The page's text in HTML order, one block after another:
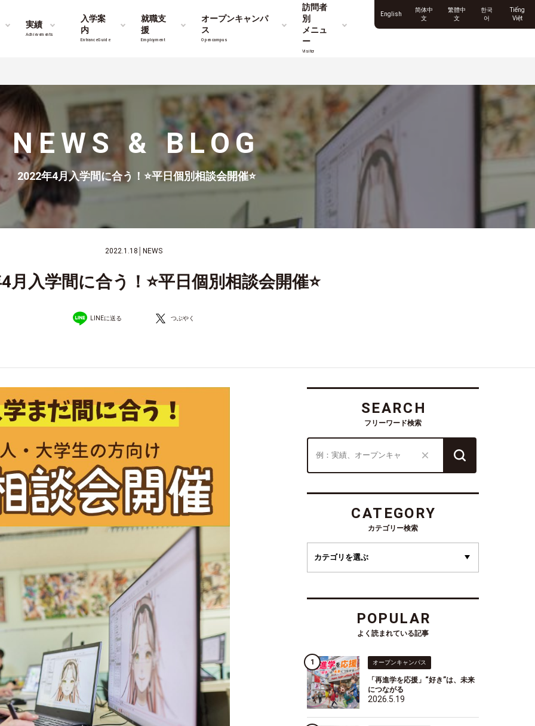
実績
Achievements
入学案
内
Entrance Guide
就職支
援
Employment
オープンキャンパ
ス
Opencampus
訪問者
別
メニュ
ー
Visitor
English
简体中
文
繁體中
文
한국
어
Tiếng
Việt
NEWS & BLOG
2022年4月入学間に合う！⭐平日個別相談会開催⭐
2022.1.18 NEWS
月入学間に合う！⭐平日個別相談会開催⭐
LINEに送る つぶやく
SEARCH
フリーワード検索
CATEGORY
カテゴリー検索
POPULAR
よく読まれている記事
オープンキャンパス
「再進学を応援」“好き”は、未来
につながる
2026.5.19